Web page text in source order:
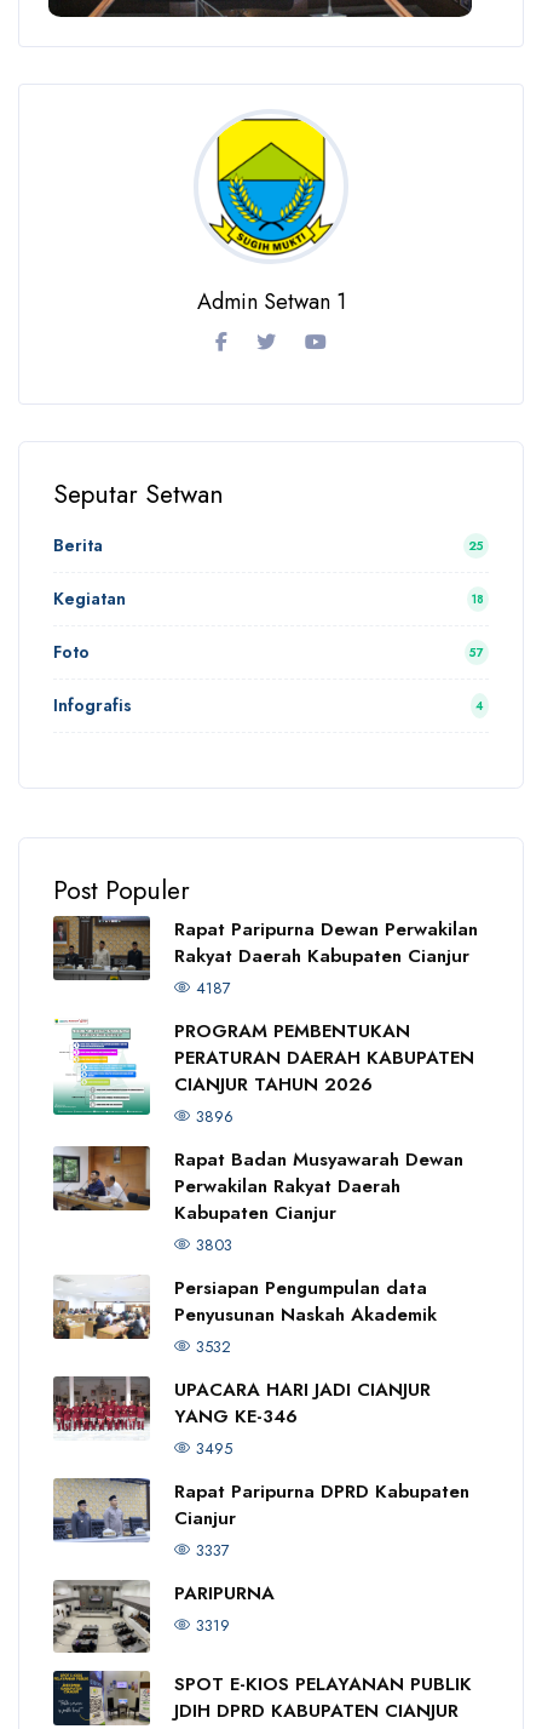
Admin Setwan 1
Seputar Setwan
Berita 25
Kegiatan 18
Foto 57
Infografis 4
Post Populer
Rapat Paripurna Dewan Perwakilan
Rakyat Daerah Kabupaten Cianjur
4187
PROGRAM PEMBENTUKAN
PERATURAN DAERAH KABUPATEN
CIANJUR TAHUN 2026
3896
Rapat Badan Musyawarah Dewan
Perwakilan Rakyat Daerah
Kabupaten Cianjur
3803
Persiapan Pengumpulan data
Penyusunan Naskah Akademik
3532
UPACARA HARI JADI CIANJUR
YANG KE-346
3495
Rapat Paripurna DPRD Kabupaten
Cianjur
3337
PARIPURNA
3319
SPOT E-KIOS PELAYANAN PUBLIK
JDIH DPRD KABUPATEN CIANJUR